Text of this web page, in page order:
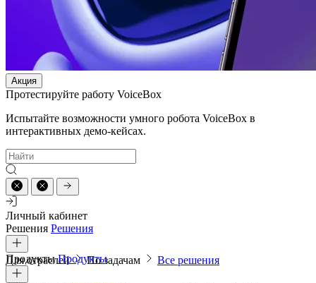
Акция
Протестируйте работу VoiceBox
Испытайте возможности умного робота VoiceBox в
интерактивных демо-кейсах.
Личный кабинет
Решения Решения
Для отраслей По задачам Все решения
ПродуктыПродукты